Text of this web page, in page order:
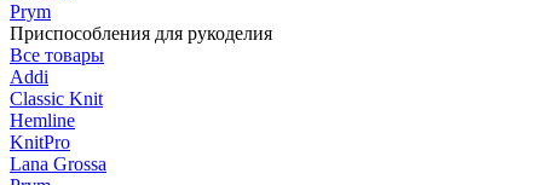
Prym
Приспособления для рукоделия
Все товары
Addi
Classic Knit
Hemline
KnitPro
Lana Grossa